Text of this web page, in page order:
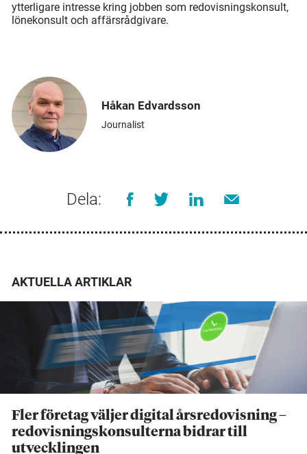
ytterligare intresse kring jobben som redovisningskonsult,
lönekonsult och affärsrådgivare.
Håkan Edvardsson
Journalist
Dela:
AKTUELLA ARTIKLAR
Fler företag väljer digital årsredovisning –
redovisningskonsulterna bidrar till
utvecklingen